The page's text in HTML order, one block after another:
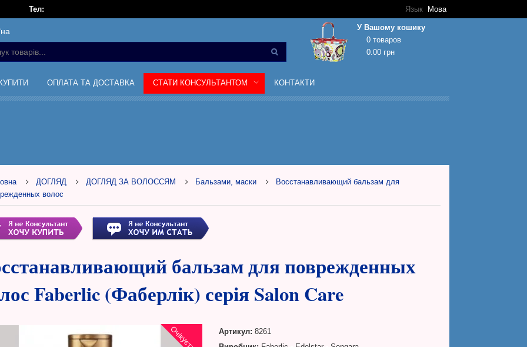
Язык Мова
Тел:
У Вашому кошику
0 товаров
0.00 грн
Кошик покупок порожній!
ОПЛАТА ТА ДОСТАВКА СТАТИ КОНСУЛЬТАНТОМ КОНТАКТИ
ДОГЛЯД ДОГЛЯД ЗА ВОЛОССЯМ Бальзами, маски
Восстанавливающий бальзам для
волос
бальзам для поврежденных
Faberlic (Фаберлік) серія Salon Care
Артикул: 8261